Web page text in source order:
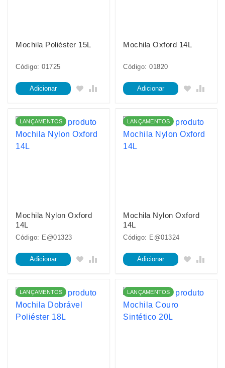
Mochila Poliéster 15L
Código: 01725
Adicionar
Mochila Oxford 14L
Código: 01820
Adicionar
LANÇAMENTOS
Mochila Nylon Oxford
14L
Código: E@01323
Adicionar
LANÇAMENTOS
Mochila Nylon Oxford
14L
Código: E@01324
Adicionar
LANÇAMENTOS LANÇAMENTOS